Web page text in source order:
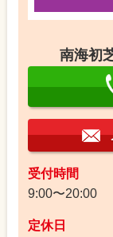
南海初
受付時間
9:00〜20:00
定休日